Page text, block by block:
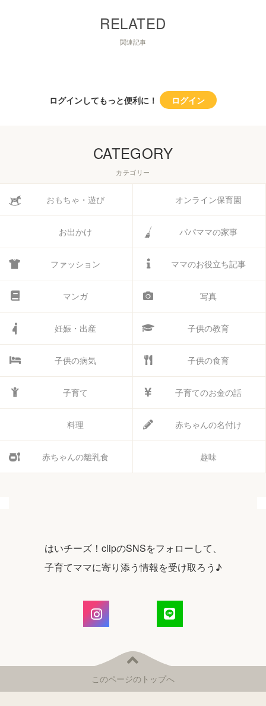
関連記事
ログインしてもっと便利に！ ログイン
CATEGORY
カテゴリー
おもちゃ・遊び オンライン保育園
お出かけ パパママの家事
ファッション ママのお役立ち記事
マンガ 写真
妊娠・出産 子供の教育
子供の病気 子供の食育
子育て 子育てのお金の話
料理 赤ちゃんの名付け
赤ちゃんの離乳食 趣味
はいチーズ！clipのSNSをフォローして、
子育てママに寄り添う情報を受け取ろう♪
このページのトップへ